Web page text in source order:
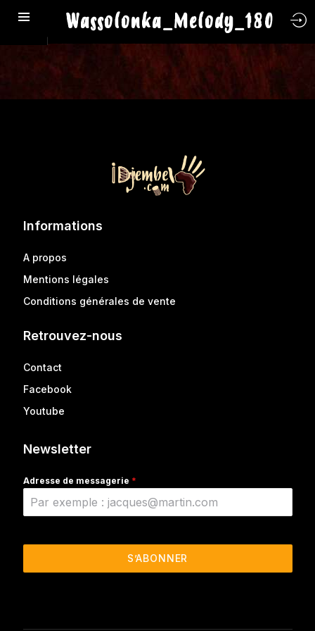
Wassolonka_Melody_180
Informations
A propos
Mentions légales
Conditions générales de vente
Retrouvez-nous
Contact
Facebook
Youtube
Newsletter
Adresse de messagerie *
S’ABONNER